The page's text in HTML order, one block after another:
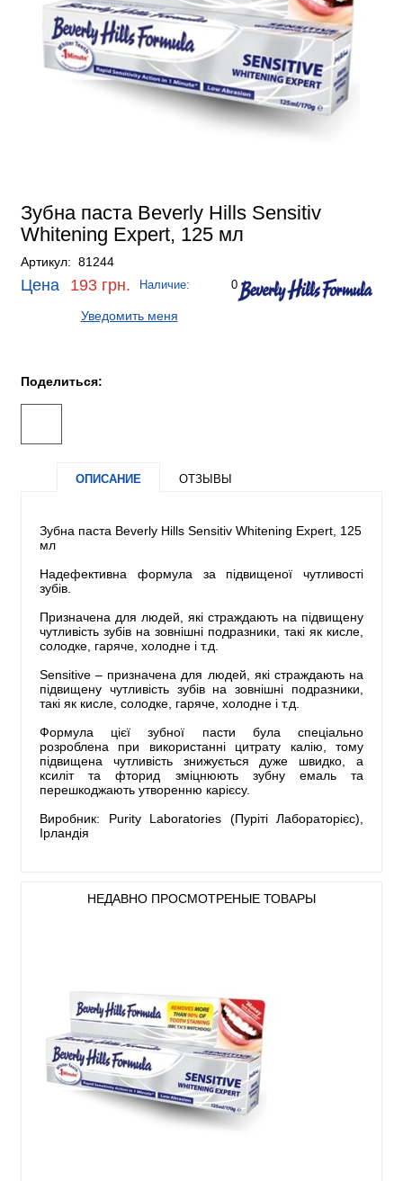
Зубна паста Beverly Hills Sensitiv
Whitening Expert, 125 мл
Артикул: 81244
Цена 193 грн. Наличие: 0
Уведомить меня
Поделиться:
ОПИСАНИЕ ОТЗЫВЫ
Зубна паста Beverly Hills Sensitiv Whitening Expert, 125
мл
Надефективна формула за підвищеної чутливості
зубів.
Призначена для людей, які страждають на підвищену
чутливість зубів на зовнішні подразники, такі як кисле,
солодке, гаряче, холодне і т.д.
Sensitive – призначена для людей, які страждають на
підвищену чутливість зубів на зовнішні подразники,
такі як кисле, солодке, гаряче, холодне і т.д.
Формула цієї зубної пасти була спеціально
розроблена при використанні цитрату калію, тому
підвищена чутливість знижується дуже швидко, а
ксиліт та фторид зміцнюють зубну емаль та
перешкоджають утворенню карієсу.
Виробник: Purity Laboratories (Пуріті Лабораторієс),
Ірландія
НЕДАВНО ПРОСМОТРЕНЫЕ ТОВАРЫ